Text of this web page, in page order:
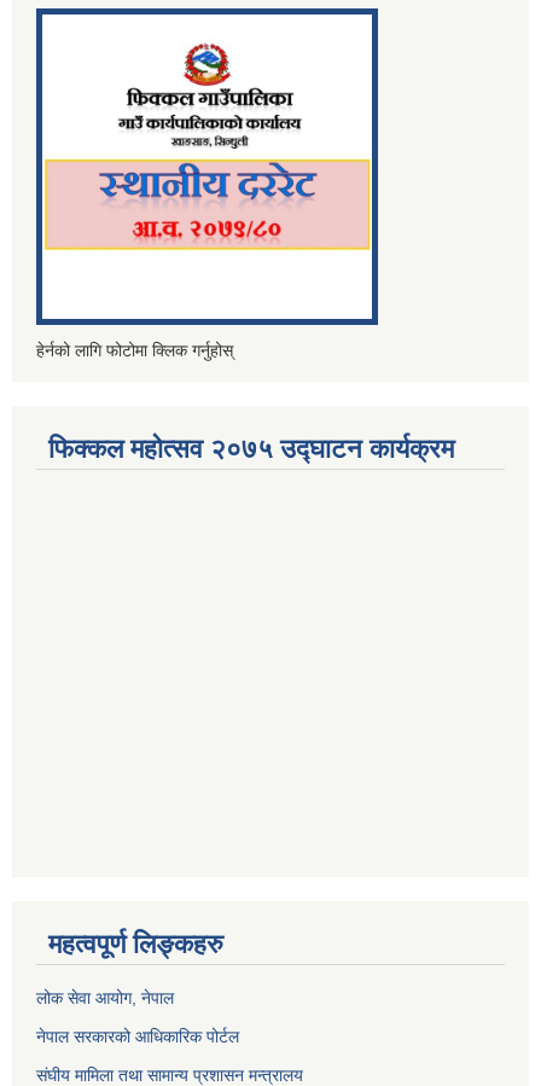
हेर्नको लागि फोटोमा क्लिक गर्नुहोस्
फिक्कल महोत्सव २०७५ उद्घाटन कार्यक्रम
महत्वपूर्ण लिङ्कहरु
लोक सेवा आयोग, नेपाल
नेपाल सरकारको आधिकारिक पोर्टल
संघीय मामिला तथा सामान्य प्रशासन मन्त्रालय